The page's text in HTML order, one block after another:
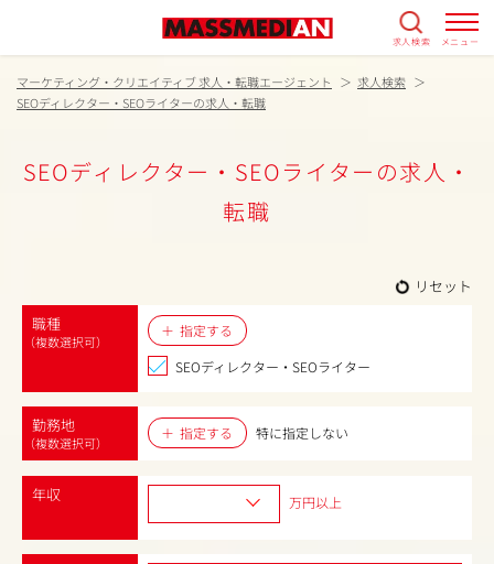
求人検索 メニュー
マーケティング・クリエイティブ 求人・転職エージェント
求人検索
SEOディレクター・SEOライターの求人・転職
SEOディレクター・SEOライターの求人・
転職
リセット
職種
（複数選択可）
指定する
SEOディレクター・SEOライター
勤務地
（複数選択可）
指定する 特に指定しない
年収 万円以上